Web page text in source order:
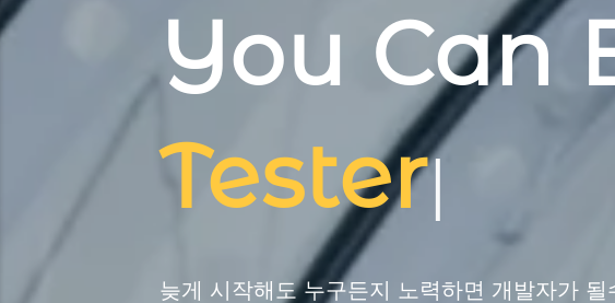
You Can
Publisher
늦게 시작해도 누구든지 노력하면 개발자가 될